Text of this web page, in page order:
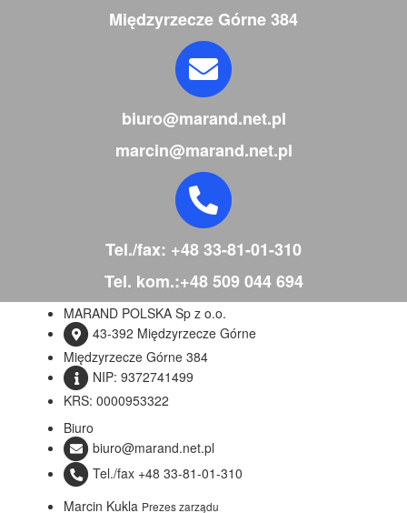
Międzyrzecze Górne 384
biuro@marand.net.pl
marcin@marand.net.pl
Tel./fax: +48 33-81-01-310
Tel. kom.:+48 509 044 694
MARAND POLSKA Sp z o.o.
43-392 Międzyrzecze Górne
Międzyrzecze Górne 384
NIP: 9372741499
KRS: 0000953322
Biuro
biuro@marand.net.pl
Tel./fax +48 33-81-01-310
Marcin Kukla Prezes zarządu